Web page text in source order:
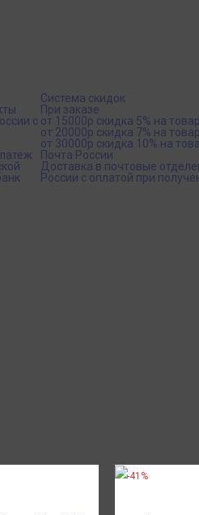
с
Система скидок
При заказе
от 15000р скидка 5% на
от 20000р скидка 7% на
от 30000р скидка 10% на
Почта России
Доставка в почтовые
России с оплатой при
-41%